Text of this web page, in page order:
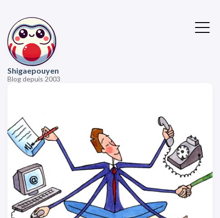
Shigaepouyen
Blog depuis 2003